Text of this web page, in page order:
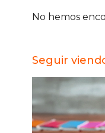
No hemos
Seguir